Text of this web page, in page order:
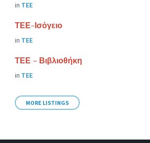
in ΤΕΕ
ΤΕΕ-Ισόγειο
in ΤΕΕ
ΤΕΕ – Βιβλιοθήκη
in ΤΕΕ
MORE LISTINGS